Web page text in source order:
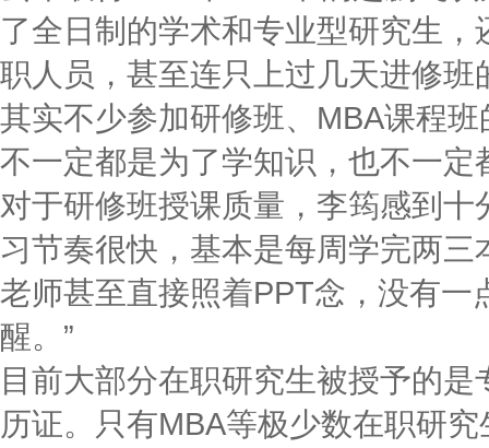
了全日制的学术和专业型研究生
职人员，甚至连只上过几天进修
其实不少参加研修班、MBA课程
不一定都是为了学知识，也不一定
对于研修班授课质量，李筠感到
习节奏很快，基本是每周学完两
老师甚至直接照着PPT念，没有
醒。”
目前大部分在职研究生被授予的
历证。只有MBA等极少数在职研